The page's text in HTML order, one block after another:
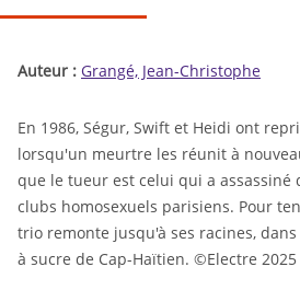
Auteur : Grangé, Jean-Christophe
En 1986, Ségur, Swift et Heidi ont
lorsqu'un meurtre les réunit à
que le tueur est celui qui a assassiné
clubs homosexuels parisiens. Pour
trio remonte jusqu'à ses racines,
à sucre de Cap-Haïtien. ©Electre 2025